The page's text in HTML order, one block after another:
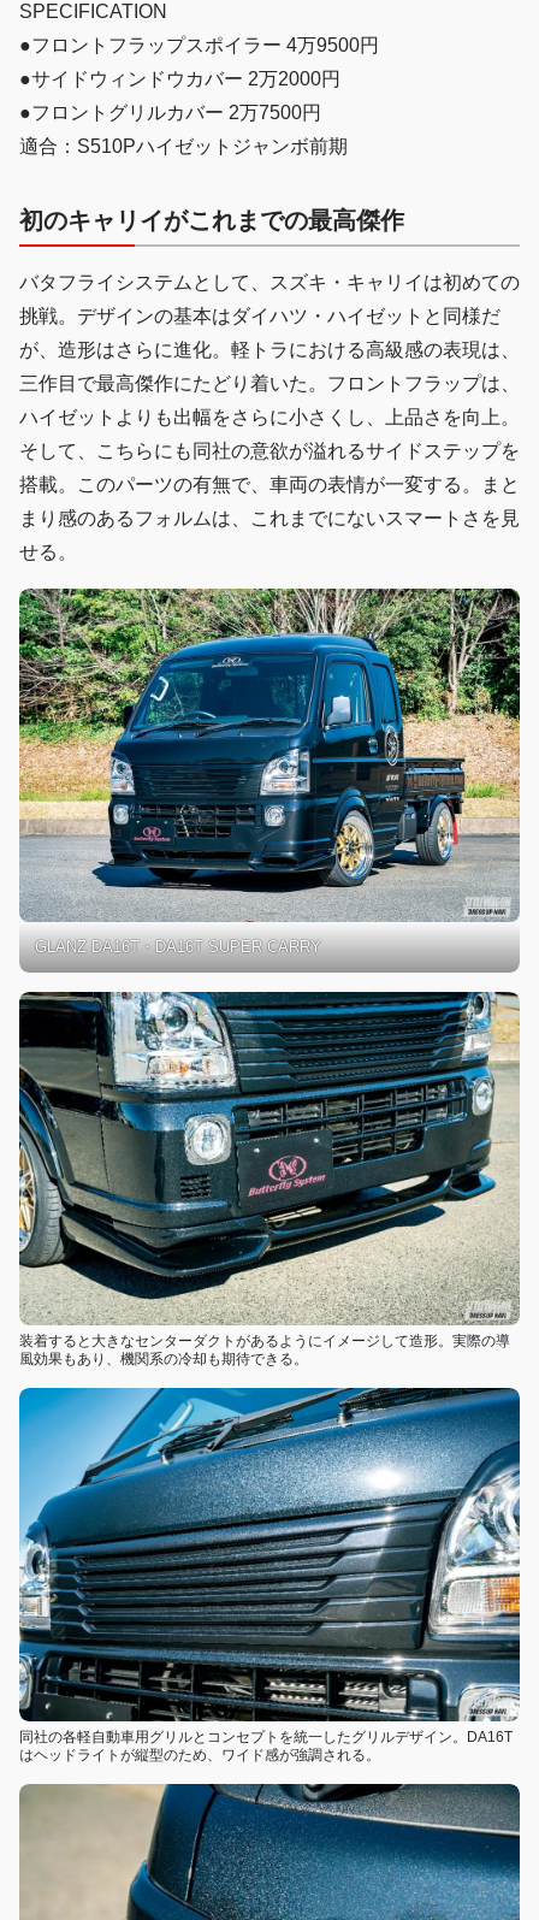
SPECIFICATION
●フロントフラップスポイラー 4万9500円
●サイドウィンドウカバー 2万2000円
●フロントグリルカバー 2万7500円
適合：S510Pハイゼットジャンボ前期
初のキャリイがこれまでの最高傑作
バタフライシステムとして、スズキ・キャリイは初めての
挑戦。デザインの基本はダイハツ・ハイゼットと同様だ
が、造形はさらに進化。軽トラにおける高級感の表現は、
三作目で最高傑作にたどり着いた。フロントフラップは、
ハイゼットよりも出幅をさらに小さくし、上品さを向上。
そして、こちらにも同社の意欲が溢れるサイドステップを
搭載。このパーツの有無で、車両の表情が一変する。まと
まり感のあるフォルムは、これまでにないスマートさを見
せる。
GLANZ DA16T・DA16T SUPER CARRY
装着すると大きなセンターダクトがあるようにイメージして造形。実際の導
風効果もあり、機関系の冷却も期待できる。
同社の各軽自動車用グリルとコンセプトを統一したグリルデザイン。DA16T
はヘッドライトが縦型のため、ワイド感が強調される。